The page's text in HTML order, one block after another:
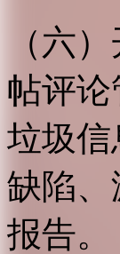
（六
帖评
垃圾
缺陷
报告。